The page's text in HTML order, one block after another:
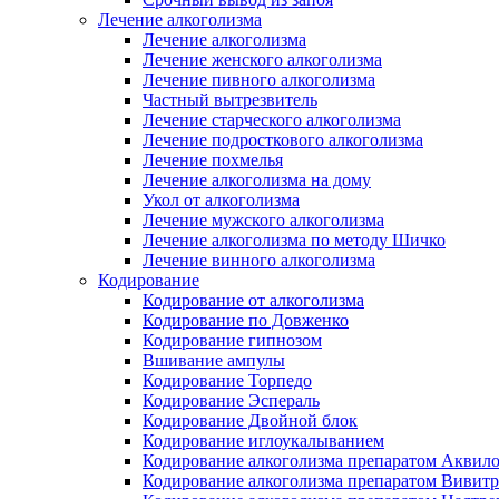
Лечение алкоголизма
Лечение алкоголизма
Лечение женского алкоголизма
Лечение пивного алкоголизма
Частный вытрезвитель
Лечение старческого алкоголизма
Лечение подросткового алкоголизма
Лечение похмелья
Лечение алкоголизма на дому
Укол от алкоголизма
Лечение мужского алкоголизма
Лечение алкоголизма по методу Шичко
Лечение винного алкоголизма
Кодирование
Кодирование от алкоголизма
Кодирование по Довженко
Кодирование гипнозом
Вшивание ампулы
Кодирование Торпедо
Кодирование Эспераль
Кодирование Двойной блок
Кодирование иглоукалыванием
Кодирование алкоголизма препаратом
Кодирование алкоголизма препаратом